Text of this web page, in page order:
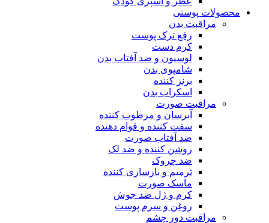
محصولات پوستی
مراقبت بدن
رفع ترک پوست
کرم دست
لوسیون و ضد آفتاب بدن
شامپوی بدن
برنز کننده
اسکراب بدن
مراقبت صورت
آبرسان و مرطوب کننده
سفت کننده و قوام دهنده
ضد آفتاب صورت
روشن کننده و ضد لک
ضد چروک
ترمیم و بازسازی کننده
ماسک صورت
کرم و ژل ضد جوش
روغن و سرم پوست
مراقبت دور چشم